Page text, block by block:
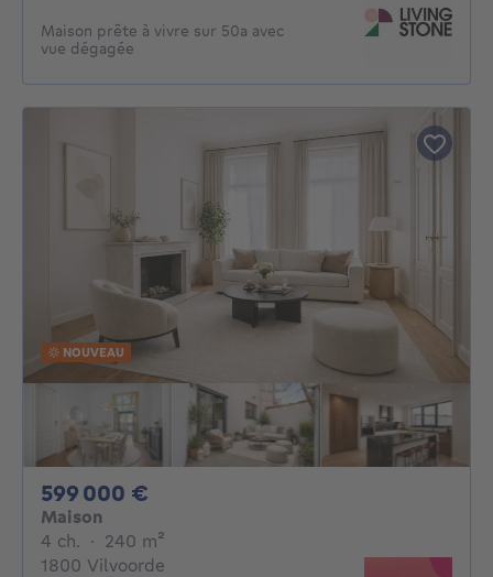
Maison prête à vivre sur 50a avec
vue dégagée
NOUVEAU
599 000 €
Maison
4 ch. 4 chambres
· 240 m²
1800 Vilvoorde